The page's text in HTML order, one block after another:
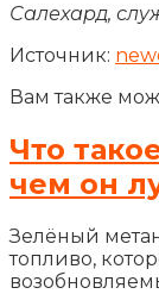
Салехард,
Источник:
Вам также
Что
чем он
Зелёный
топливо,